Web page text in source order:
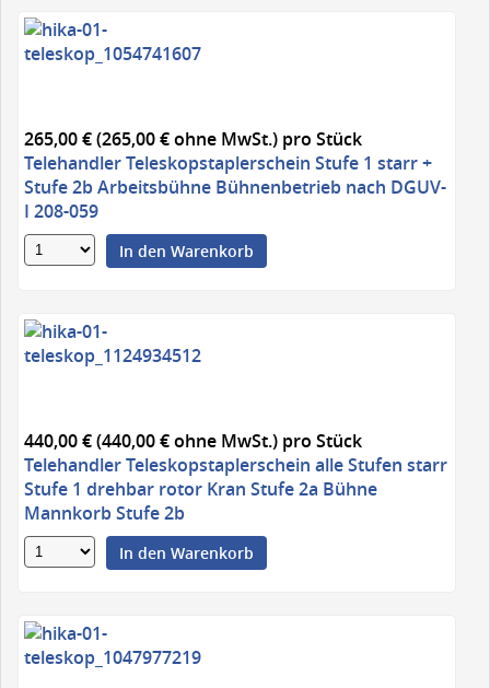
265,00 € (265,00 € ohne MwSt.) pro Stück
Telehandler Teleskopstaplerschein Stufe 1 starr +
Stufe 2b Arbeitsbühne Bühnenbetrieb nach DGUV-
I 208-059
In den Warenkorb
440,00 € (440,00 € ohne MwSt.) pro Stück
Telehandler Teleskopstaplerschein alle Stufen starr
Stufe 1 drehbar rotor Kran Stufe 2a Bühne
Mannkorb Stufe 2b
In den Warenkorb